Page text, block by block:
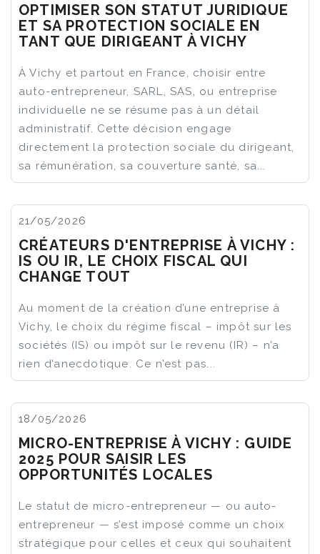
OPTIMISER SON STATUT JURIDIQUE
ET SA PROTECTION SOCIALE EN
TANT QUE DIRIGEANT À VICHY
À Vichy et partout en France, choisir entre
auto-entrepreneur, SARL, SAS, ou entreprise
individuelle ne se résume pas à un détail
administratif. Cette décision engage
directement la protection sociale du dirigeant,
sa rémunération, sa couverture santé, sa...
21/05/2026
CRÉATEURS D'ENTREPRISE À VICHY :
IS OU IR, LE CHOIX FISCAL QUI
CHANGE TOUT
Au moment de la création d’une entreprise à
Vichy, le choix du régime fiscal – impôt sur les
sociétés (IS) ou impôt sur le revenu (IR) – n’a
rien d’anecdotique. Ce n’est pas...
18/05/2026
MICRO-ENTREPRISE À VICHY : GUIDE
2025 POUR SAISIR LES
OPPORTUNITÉS LOCALES
Le statut de micro-entrepreneur — ou auto-
entrepreneur — s’est imposé comme un choix
stratégique pour celles et ceux qui souhaitent